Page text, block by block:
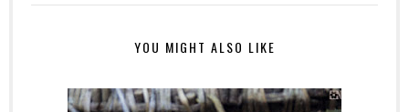
YOU MIGHT ALSO LIKE